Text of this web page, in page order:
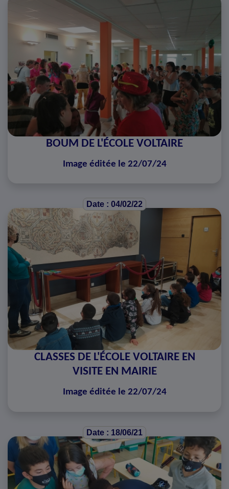
BOUM DE L'ÉCOLE VOLTAIRE
Image éditée le 22/07/24
Date : 04/02/22
CLASSES DE L'ÉCOLE VOLTAIRE EN
VISITE EN MAIRIE
Image éditée le 22/07/24
Date : 18/06/21